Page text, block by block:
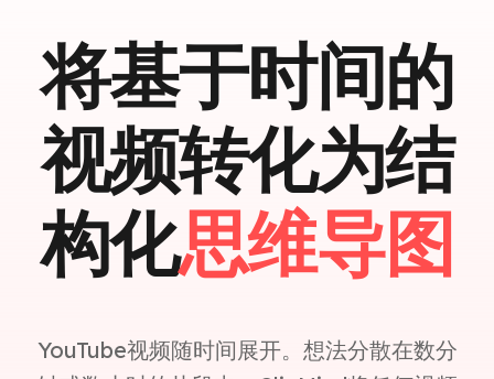
将基于时间的
视频转化为结
构化思维导图
YouTube视频随时间展开。想法分散在数分